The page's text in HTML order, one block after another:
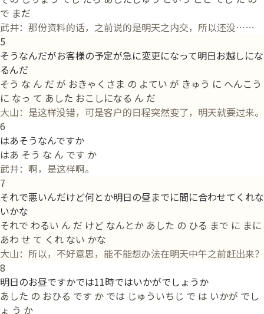
で まだ
武井：那份资料的话，之前说的是明天之内交，所以还没……
5
そうなんだがお客様の予定が急に変更になって明日お越しにな
るんだ
そう な ん だ が おきゃくさま の よてい が きゅう に へんこう
に なっ て あした おこしになる ん だ
大山：是这样没错，可是客户的日程突然变了，明天就要过来。
6
はあそうなんですか
はあ そう な ん です か
武井：啊，是这样啊。
7
それで悪いんだけど何とか明日の昼までに間に合わせてくれな
いかな
それで わるい ん だ けど なんとか あした の ひる まで に まに
あわ せ て くれ ない かな
大山：所以，不好意思，能不能想办法在明天中午之前赶出来？
8
明日のお昼ですかでは11時ではいかがでしょうか
あした の おひる です か では じゅういちじ で は いかが でし
ょ う か